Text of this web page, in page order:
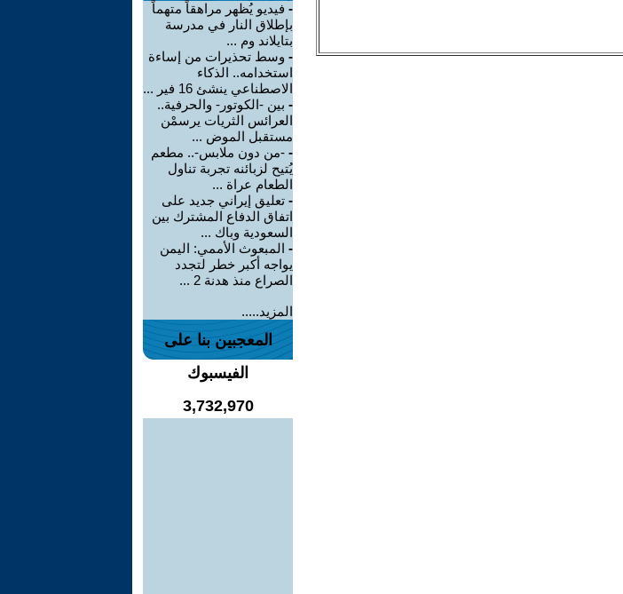
- فيديو يُظهر مراهقاً متهماً
بإطلاق النار في مدرسة
بتايلاند وم ...
- وسط تحذيرات من إساءة
استخدامه.. الذكاء
الاصطناعي ينشئ 16 فير ...
- بين -الكوتور- والحرفية..
العرائس الثريات يرسمْن
مستقبل الموض ...
- -من دون ملابس-.. مطعم
يُتيح لزبائنه تجربة تناول
الطعام عراة ...
- تعليق إيراني جديد على
اتفاق الدفاع المشترك بين
السعودية وباك ...
- المبعوث الأممي: اليمن
يواجه أكبر خطر لتجدد
الصراع منذ هدنة 2 ...
المزيد.....
المعجبين بنا على
الفيسبوك
3,732,970